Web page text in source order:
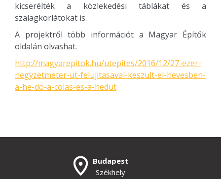
kicserélték a közlekedési táblákat és a
szalagkorlátokat is.
A projektről több információt a Magyar Építők
oldalán olvashat.
http://magyarepitok.hu/utepites/2016/12/27-ezer-
negyzetmeter-ut-felujitasaval-keszult-el-hevesben-
a-he-do-a-colas-es-a-hedut
Budapest
Székhely